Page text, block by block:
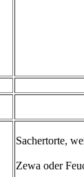
Sachertorte,
Zewa oder